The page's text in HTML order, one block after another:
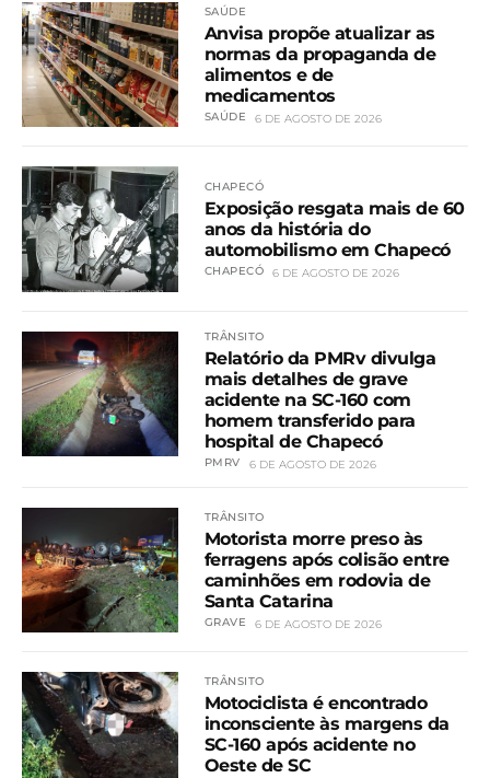
SAÚDE
Anvisa propõe atualizar as
normas da propaganda de
alimentos e de
medicamentos
SAÚDE 6 DE AGOSTO DE 2026
CHAPECÓ
Exposição resgata mais de 60
anos da história do
automobilismo em Chapecó
CHAPECÓ 6 DE AGOSTO DE 2026
TRÂNSITO
Relatório da PMRv divulga
mais detalhes de grave
acidente na SC-160 com
homem transferido para
hospital de Chapecó
PMRV 6 DE AGOSTO DE 2026
TRÂNSITO
Motorista morre preso às
ferragens após colisão entre
caminhões em rodovia de
Santa Catarina
GRAVE 6 DE AGOSTO DE 2026
TRÂNSITO
Motociclista é encontrado
inconsciente às margens da
SC-160 após acidente no
Oeste de SC